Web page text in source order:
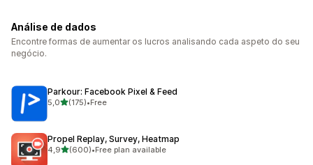
Análise de dados
Encontre formas de aumentar os lucros analisando cada aspeto do seu
negócio.
Parkour: Facebook Pixel & Feed
5,0de 5 estrelas
(175)
175 total de avaliações
•Free
Propel Replay, Survey, Heatmap
4,9de 5 estrelas
(600)
600 total de avaliações
•Free plan available